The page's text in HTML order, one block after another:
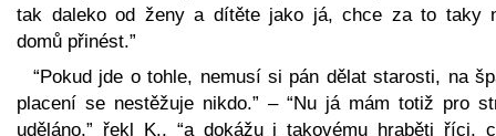
tak daleko od ženy a dítěte jako já, chce za to taky
domů přinést.”
“Pokud jde o tohle, nemusí si pán dělat starosti, na
placení se nestěžuje nikdo.” – “Nu já mám totiž pro
uděláno,” řekl K., “a dokážu i takovému hraběti říci,